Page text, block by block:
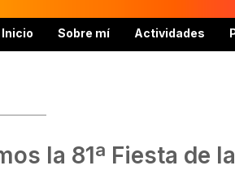
Inicio Sobre mí Actividades
la 81ª Fiesta de